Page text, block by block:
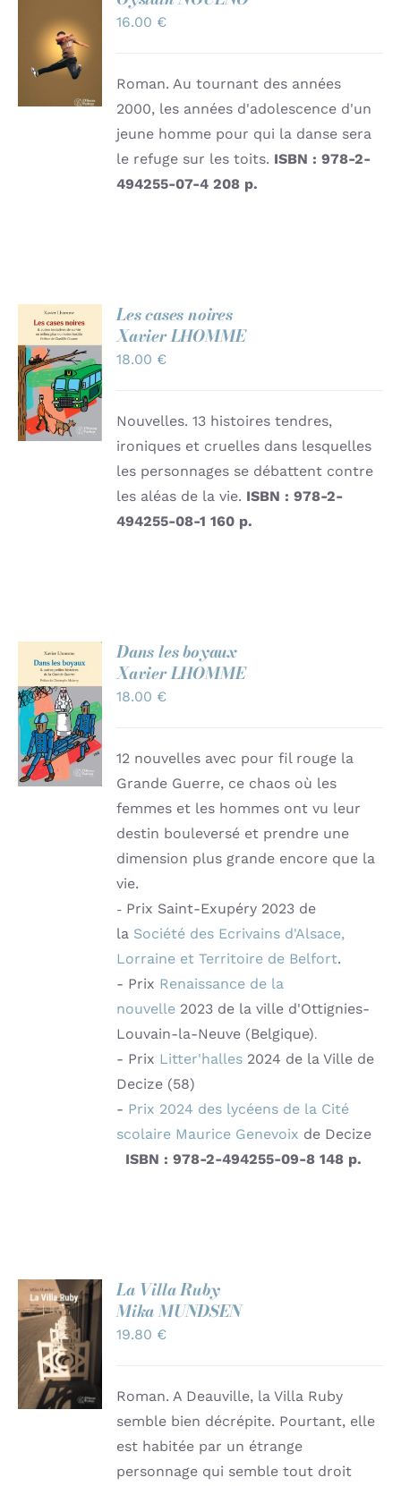
AU
PANIER
/
DÉTAILS
16.00 €
Roman. Au tournant des années
2000, les années d'adolescence d'un
jeune homme pour qui la danse sera
le refuge sur les toits. ISBN : 978-2-
494255-07-4208 p.
AJOUTER
AU
PANIER
/
DÉTAILS
Les cases noires
Xavier LHOMME
18.00 €
Nouvelles. 13 histoires tendres,
ironiques et cruelles dans lesquelles
les personnages se débattent contre
les aléas de la vie. ISBN : 978-2-
494255-08-1160 p.
AJOUTER
AU
PANIER
/
DÉTAILS
Dans les boyaux
Xavier LHOMME
18.00 €
12 nouvelles avec pour fil rouge la
Grande Guerre, ce chaos où les
femmes et les hommes ont vu leur
destin bouleversé et prendre une
dimension plus grande encore que la
vie.
- Prix Saint-Exupéry 2023 de
la Société des Ecrivains d'Alsace,
Lorraine et Territoire de Belfort.
- Prix Renaissance de la
nouvelle 2023 de la ville d'Ottignies-
Louvain-la-Neuve (Belgique).
- Prix Litter'halles 2024 de la Ville de
Decize (58)
- Prix 2024 des lycéens de la Cité
scolaire Maurice Genevoix de Decize
ISBN : 978-2-494255-09-8148 p.
AJOUTER
AU
PANIER
/
DÉTAILS
La Villa Ruby
Mika MUNDSEN
19.80 €
Roman. A Deauville, la Villa Ruby
semble bien décrépite. Pourtant, elle
est habitée par un étrange
personnage qui semble tout droit